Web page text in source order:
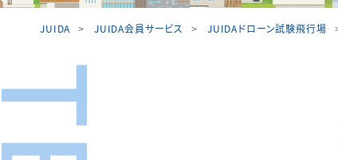
JUIDA JUIDA会員サービス JUIDAドローン試験飛行場